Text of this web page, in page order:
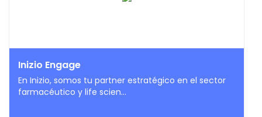
Inizio Engage
En Inizio, somos tu partner estratégico en el sector
farmacéutico y life scien...